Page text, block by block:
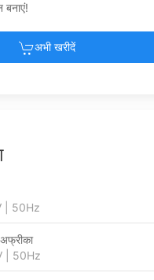
बनाएं!
अभी खरीदें
| 50Hz
अफ्रीका
| 50Hz